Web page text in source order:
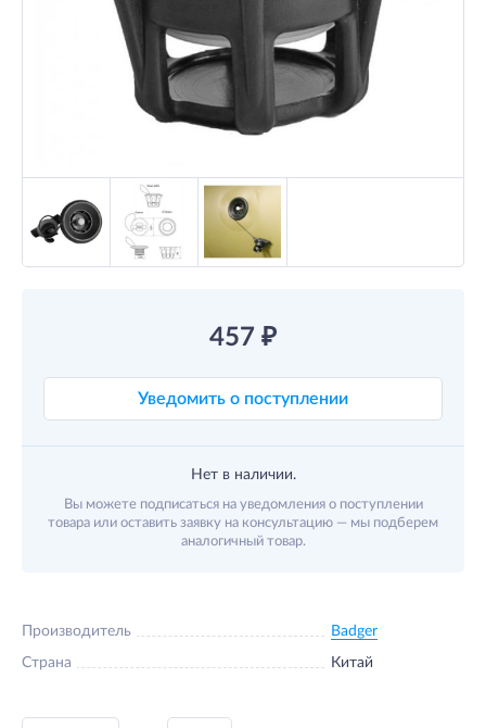
457 ₽
Уведомить о поступлении
Нет в наличии.
Вы можете подписаться на уведомления о поступлении
товара или оставить заявку на консультацию — мы подберем
аналогичный товар.
Производитель Badger
Страна Китай